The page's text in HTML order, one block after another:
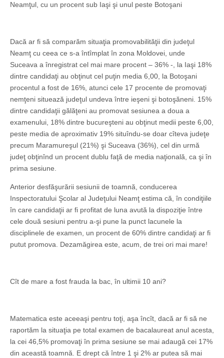
Neamţul, cu un procent sub Iaşi şi unul peste Botoşani
Dacă ar fi să comparăm situaţia promovabilităţii din judeţul
Neamţ cu ceea ce s-a întîmplat în zona Moldovei, unde
Suceava a înregistrat cel mai mare procent – 36% -, la Iaşi 18%
dintre candidaţi au obţinut cel puţin media 6,00, la Botoşani
procentul a fost de 16%, atunci cele 17 procente de promovaţi
nemţeni situează judeţul undeva între ieşeni şi botoşăneni. 15%
dintre candidaţii gălăţeni au promovat sesiunea a doua a
examenului, 18% dintre bucureşteni au obţinut medii peste 6,00,
peste media de aproximativ 19% situîndu-se doar cîteva judeţe
precum Maramureşul (21%) şi Suceava (36%), cel din urmă
judeţ obţinînd un procent dublu faţă de media naţională, ca şi în
prima sesiune.
Anterior desfăşurării sesiunii de toamnă, conducerea
Inspectoratului Şcolar al Judeţului Neamţ estima că, în condiţiile
în care candidaţii ar fi profitat de luna avută la dispoziţie între
cele două sesiuni pentru a-şi pune la punct lacunele la
disciplinele de examen, un procent de 60% dintre candidaţi ar fi
putut promova. Dezamăgirea este, acum, de trei ori mai mare!
Cît de mare a fost frauda la bac, în ultimii 10 ani?
Matematica este aceeaşi pentru toţi, aşa încît, dacă ar fi să ne
raportăm la situaţia pe total examen de bacalaureat anul acesta,
la cei 46,5% promovaţi în prima sesiune se mai adaugă cei 17%
din această toamnă. E drept că între 1 şi 2% ar putea să mai